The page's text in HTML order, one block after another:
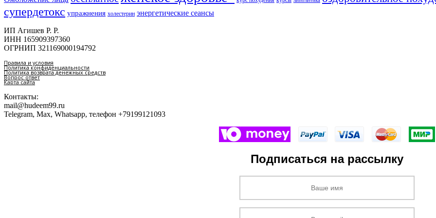
супердетокс упражнения холестерин энергетические сеансы
ИП Агишев Р. Р.
ИНН 165909397360
ОГРНИП 321169000194792
Правила и условия
Политика конфиденциальности
Политика возврата денежных средств
Вопрос ответ
Карта сайта
Контакты:
mail@hudeem99.ru
Telegram, Max, Whatsapp, телефон +79199121093
Подписаться на рассылку